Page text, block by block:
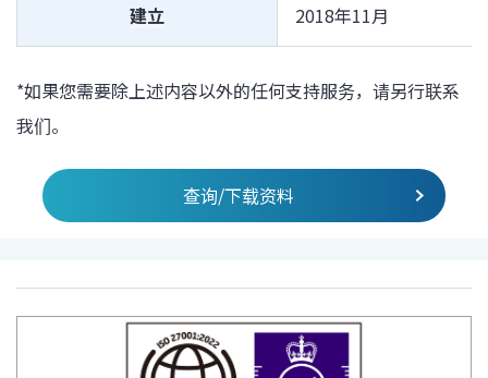
建立 2018年11月
*如果您需要除上述内容以外的任何支持服务，请另行联系
我们。
查询/下载资料